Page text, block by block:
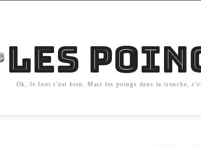
Les
Ok, le foot c'est bien. Mais les poings dans la tronche,